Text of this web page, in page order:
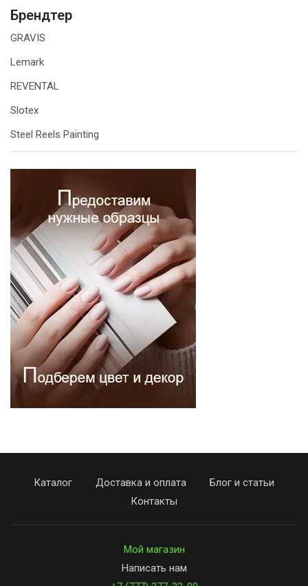
Брендтер
GRAVIS
Lemark
REVENTAL
Slotex
Steel Reels Painting
Каталог Доставка и оплата
Блог и статьи
Контакты
Мой магазин
Написать нам